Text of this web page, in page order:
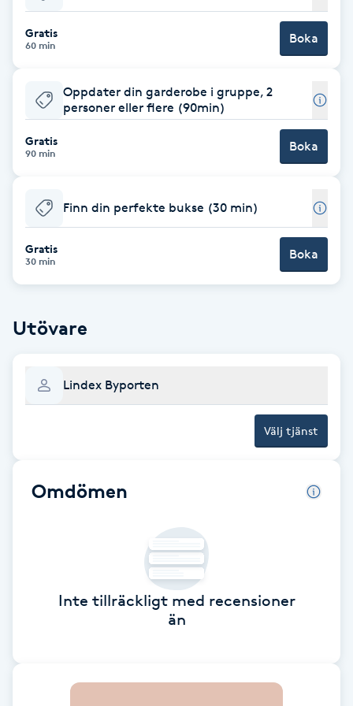
Babylights
Balayage
Bambumassage
Barber
Barnklippning
BIAB
Bottenfärg
Brynformning
Color correction
Gratis
60 min Boka
Oppdater din garderobe i gruppe, 2
personer eller flere (90min)
Gratis
90 min Boka
Finn din perfekte bukse (30 min)
Gratis
30 min Boka
Utövare
Lindex Byporten
Välj tjänst
Omdömen
Inte tillräckligt med recensioner
än